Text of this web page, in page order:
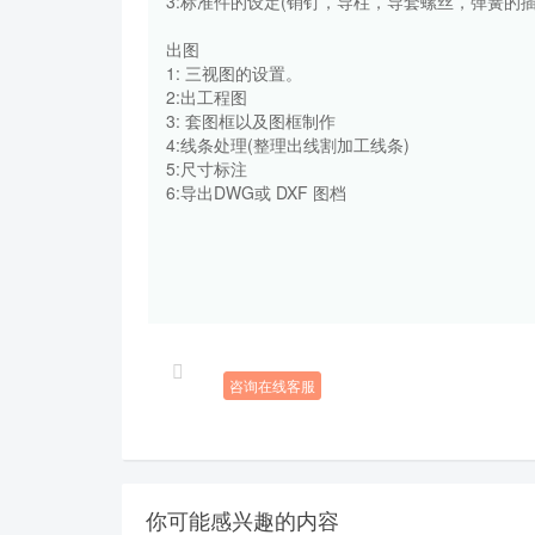
出图
1: 三视图的设置。
2:出工程图
3: 套图框以及图框制作
4:线条处理(整理出线割加工线条)
5:尺寸标注
6:导出DWG或 DXF 图档
咨询在线客服
你可能感兴趣的内容